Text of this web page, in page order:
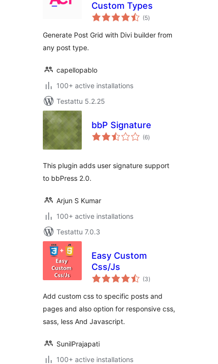
Custom Types
(5arvosanat
yhteensä
)
Generate Post Grid with Divi builder from
any post type.
capellopablo
100+ active installations
Testattu 5.2.25
bbP Signature
(6arvosanat
yhteensä
)
This plugin adds user signature support
to bbPress 2.0.
Arjun S Kumar
100+ active installations
Testattu 7.0.3
Easy Custom
Css/Js
(3arvosanat
yhteensä
)
Add custom css to specific posts and
pages and also option for responsive css,
sass, less And Javascript.
SunilPrajapati
100+ active installations